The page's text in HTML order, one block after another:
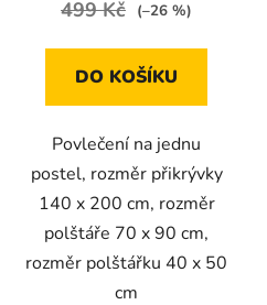
499 Kč (–26 %)
DO KOŠÍKU
Povlečení na jednu
postel, rozměr přikrývky
140 x 200 cm, rozměr
polštáře 70 x 90 cm,
rozměr polštářku 40 x 50
cm